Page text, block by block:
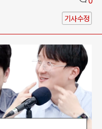
기사수정